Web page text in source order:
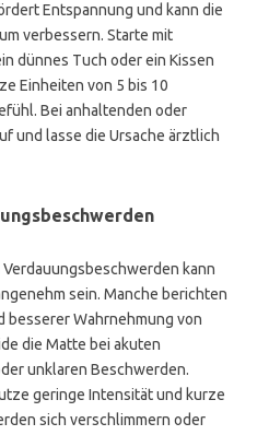
Entspannung und kann die
verbessern. Starte mit
dünnes Tuch oder ein Kissen
Einheiten von 5 bis 10
Bei anhaltenden oder
und lasse die Ursache ärztlich
kann
sein. Manche berichten
besserer Wahrnehmung von
die Matte bei akuten
unklaren Beschwerden.
geringe Intensität und kurze
sich verschlimmern oder